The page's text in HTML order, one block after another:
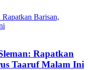
Rapatkan
Taaruf Malam Ini